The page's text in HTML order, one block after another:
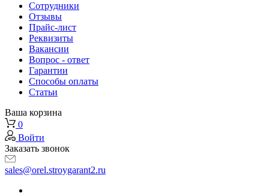
Сотрудники
Отзывы
Прайс-лист
Реквизиты
Вакансии
Вопрос - ответ
Гарантии
Способы оплаты
Статьи
Ваша корзина
0
Войти
Заказать звонок
sales@orel.stroygarant2.ru